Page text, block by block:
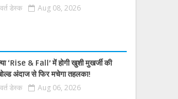
डेस्क Aug 08, 2026
‘Rise & Fall’ में होगी खुशी मुखर्जी की
अंदाज से फिर मचेगा तहलका!
डेस्क Aug 06, 2026